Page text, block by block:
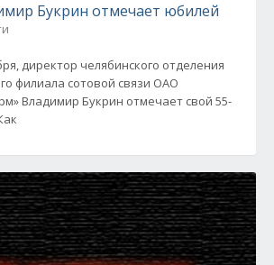
Букрин отмечает юбилей
директор челябинского отделения
филиала сотовой связи ОАО
Владимир Букрин отмечает свой 55-